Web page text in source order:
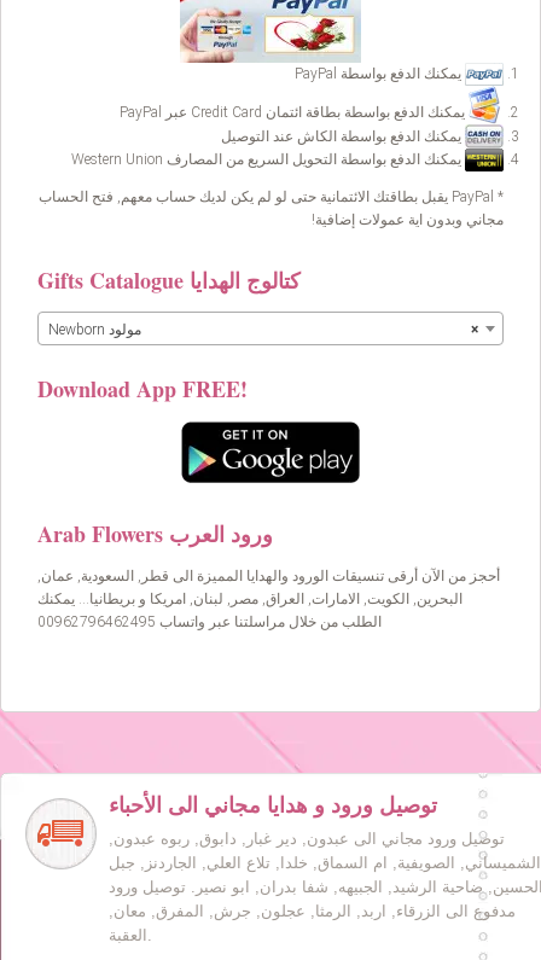
يمكنك الدفع بواسطة PayPal
يمكنك الدفع بواسطة بطاقة ائتمان Credit Card عبر PayPal
يمكنك الدفع بواسطة الكاش عند التوصيل
يمكنك الدفع بواسطة التحويل السريع من المصارف Western Union
* PayPal يقبل بطاقتك الائتمانية حتى لو لم يكن لديك حساب معهم, فتح الحساب
مجاني وبدون اية عمولات إضافية!
Gifts Catalogue كتالوج الهدايا
× Newborn مولود
Download App FREE!
Arab Flowers ورود العرب
أحجز من الآن أرقى تنسيقات الورود والهدايا المميزة الى قطر, السعودية, عمان,
البحرين, الكويت, الامارات, العراق, مصر, لبنان, امريكا و بريطانيا… يمكنك
الطلب من خلال مراسلتنا عبر واتساب 00962796462495
توصيل ورود و هدايا مجاني الى الأحباء
توصيل ورود مجاني الى عبدون, دير غبار, دابوق, ربوه عبدون,
الشميساني, الصويفية, ام السماق, خلدا, تلاع العلي, الجاردنز, جبل
ضاحية الرشيد, الجبيهه, شفا بدران, ابو نصير. توصيل ورود
مدفوع الى الزرقاء, اربد, الرمثا, عجلون, جرش, المفرق, معان,